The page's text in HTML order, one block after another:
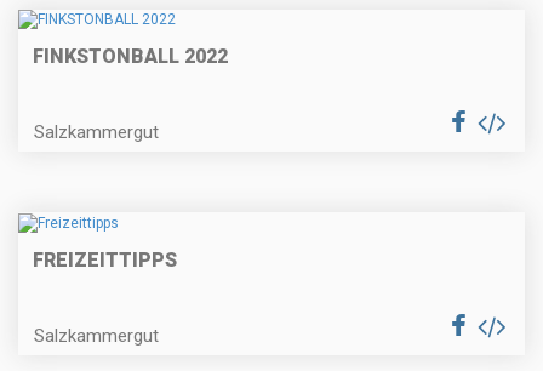
FINKSTONBALL 2022
Salzkammergut
FREIZEITTIPPS
Salzkammergut